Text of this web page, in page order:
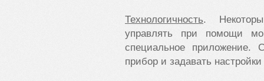
Технологичность.
управлять при помощи
специальное
прибор и задавать